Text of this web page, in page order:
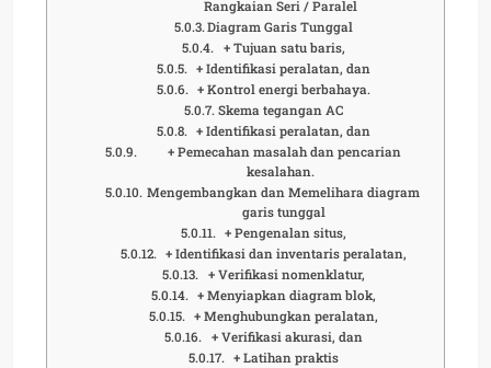
Rangkaian Seri / Paralel
Diagram Garis Tunggal
+ Tujuan satu baris,
+ Identifikasi peralatan, dan
+ Kontrol energi berbahaya.
Skema tegangan AC
+ Identifikasi peralatan, dan
+ Pemecahan masalah dan pencarian
kesalahan.
Mengembangkan dan Memelihara diagram
garis tunggal
+ Pengenalan situs,
+ Identifikasi dan inventaris peralatan,
+ Verifikasi nomenklatur,
+ Menyiapkan diagram blok,
+ Menghubungkan peralatan,
+ Verifikasi akurasi, dan
+ Latihan praktis